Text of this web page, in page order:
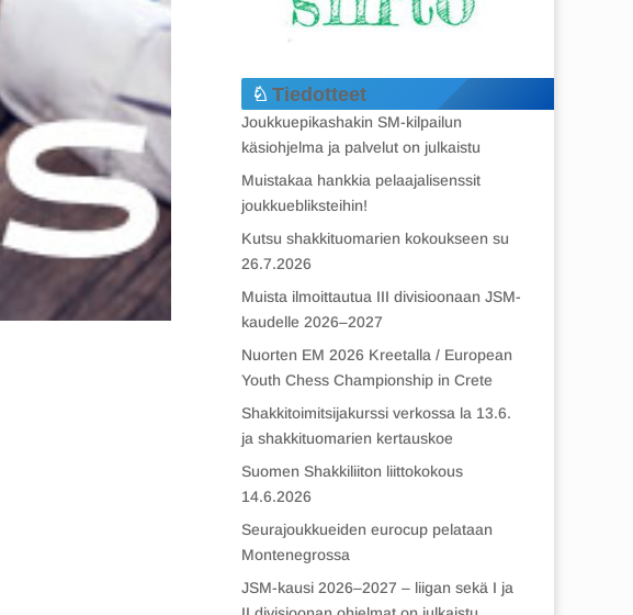
Tiedotteet
Joukkuepikashakin SM-kilpailun
käsiohjelma ja palvelut on julkaistu
Muistakaa hankkia pelaajalisenssit
joukkuebliksteihin!
Kutsu shakkituomarien kokoukseen su
26.7.2026
Muista ilmoittautua III divisioonaan JSM-
kaudelle 2026–2027
Nuorten EM 2026 Kreetalla / European
Youth Chess Championship in Crete
Shakkitoimitsijakurssi verkossa la 13.6.
ja shakkituomarien kertauskoe
Suomen Shakkiliiton liittokokous
14.6.2026
Seurajoukkueiden eurocup pelataan
Montenegrossa
JSM-kausi 2026–2027 – liigan sekä I ja